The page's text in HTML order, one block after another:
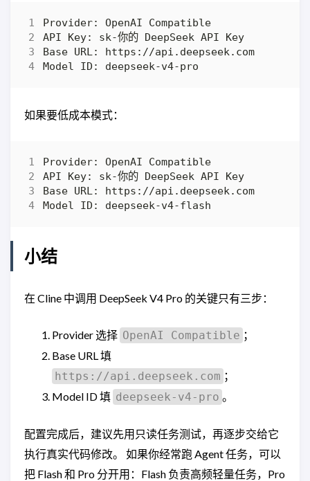
如果要低成本模式：
小结
在 Cline 中调用 DeepSeek V4 Pro 的关键只有三步：
Provider 选择 OpenAI Compatible ；
Base URL 填
https://api.deepseek.com ；
Model ID 填 deepseek-v4-pro 。
配置完成后，建议先用只读任务测试，再逐步交给它
执行真实代码修改。 如果你经常跑 Agent 任务，可以
把 Flash 和 Pro 分开用：Flash 负责高频轻量任务，Pro